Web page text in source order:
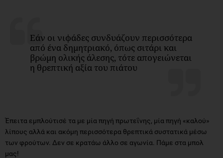
Εάν οι νιφάδες συνδυάζουν περισσότερα
από ένα δημητριακό, όπως σιτάρι και
βρώμη ολικής άλεσης, τότε απογειώνεται
η θρεπτική αξία του πιάτου
Έπειτα εμπλούτισέ τα με μία πηγή πρωτεΐνης, μία πηγή «καλού»
λίπους αλλά και ακόμη περισσότερα θρεπτικά συστατικά μέσω
των φρούτων. Δεν σε κρατάω άλλο σε αγωνία. Πάμε στα μπολ
μας!